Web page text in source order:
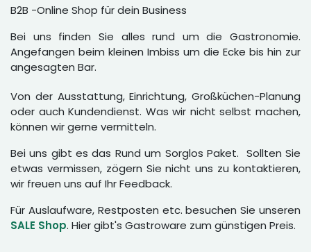
B2B -Online Shop für dein Business
Bei uns finden Sie alles rund um die Gastronomie.
Angefangen beim kleinen Imbiss um die Ecke bis hin zur
angesagten Bar.
Von der Ausstattung, Einrichtung, Großküchen-Planung
oder auch Kundendienst. Was wir nicht selbst machen,
können wir gerne vermitteln.
Bei uns gibt es das Rund um Sorglos Paket. Sollten Sie
etwas vermissen, zögern Sie nicht uns zu kontaktieren,
wir freuen uns auf Ihr Feedback.
Für Auslaufware, Restposten etc. besuchen Sie unseren
SALE Shop. Hier gibt's Gastroware zum günstigen Preis.